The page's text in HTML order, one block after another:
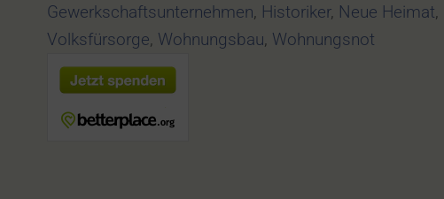
Gewerkschaftsunternehmen, Historiker, Neue Heimat,
Volksfürsorge, Wohnungsbau, Wohnungsnot